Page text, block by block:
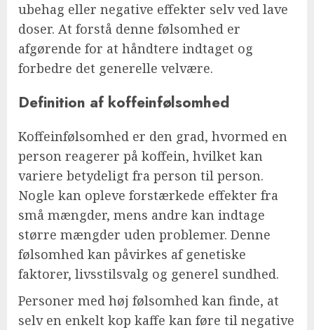
ubehag eller negative effekter selv ved lave
doser. At forstå denne følsomhed er
afgørende for at håndtere indtaget og
forbedre det generelle velvære.
Definition af koffeinfølsomhed
Koffeinfølsomhed er den grad, hvormed en
person reagerer på koffein, hvilket kan
variere betydeligt fra person til person.
Nogle kan opleve forstærkede effekter fra
små mængder, mens andre kan indtage
større mængder uden problemer. Denne
følsomhed kan påvirkes af genetiske
faktorer, livsstilsvalg og generel sundhed.
Personer med høj følsomhed kan finde, at
selv en enkelt kop kaffe kan føre til negative